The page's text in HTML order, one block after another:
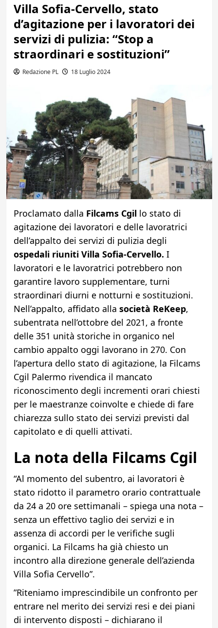
Villa Sofia-Cervello, stato
d’agitazione per i lavoratori dei
servizi di pulizia: “Stop a
straordinari e sostituzioni”
Redazione PL 18 Luglio 2024
Proclamato dalla Filcams Cgillo stato di
agitazione dei lavoratori e delle lavoratrici
dell’appalto dei servizi di pulizia degli
ospedali riuniti Villa Sofia-Cervello. I
lavoratori e le lavoratrici potrebbero non
garantire lavoro supplementare, turni
straordinari diurni e notturni e sostituzioni.
Nell’appalto, affidato alla società ReKeep,
subentrata nell’ottobre del 2021, a fronte
delle 351 unità storiche in organico nel
cambio appalto oggi lavorano in 270. Con
l’apertura dello stato di agitazione, la Filcams
Cgil Palermo rivendica il mancato
riconoscimento degli incrementi orari chiesti
per le maestranze coinvolte e chiede di fare
chiarezza sullo stato dei servizi previsti dal
capitolato e di quelli attivati.
La nota della Filcams Cgil
“Al momento del subentro, ai lavoratori è
stato ridotto il parametro orario contrattuale
da 24 a 20 ore settimanali – spiega una nota –
senza un effettivo taglio dei servizi e in
assenza di accordi per le verifiche sugli
organici. La Filcams ha già chiesto un
incontro alla direzione generale dell’azienda
Villa Sofia Cervello”.
”Riteniamo imprescindibile un confronto per
entrare nel merito dei servizi resi e dei piani
di intervento disposti – dichiarano il